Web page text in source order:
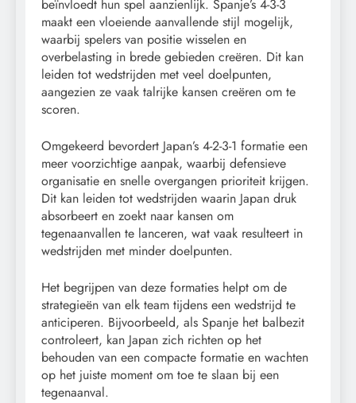
beïnvloedt hun spel aanzienlijk. Spanje’s 4-3-3
maakt een vloeiende aanvallende stijl mogelijk,
waarbij spelers van positie wisselen en
overbelasting in brede gebieden creëren. Dit kan
leiden tot wedstrijden met veel doelpunten,
aangezien ze vaak talrijke kansen creëren om te
scoren.
Omgekeerd bevordert Japan’s 4-2-3-1 formatie een
meer voorzichtige aanpak, waarbij defensieve
organisatie en snelle overgangen prioriteit krijgen.
Dit kan leiden tot wedstrijden waarin Japan druk
absorbeert en zoekt naar kansen om
tegenaanvallen te lanceren, wat vaak resulteert in
wedstrijden met minder doelpunten.
Het begrijpen van deze formaties helpt om de
strategieën van elk team tijdens een wedstrijd te
anticiperen. Bijvoorbeeld, als Spanje het balbezit
controleert, kan Japan zich richten op het
behouden van een compacte formatie en wachten
op het juiste moment om toe te slaan bij een
tegenaanval.